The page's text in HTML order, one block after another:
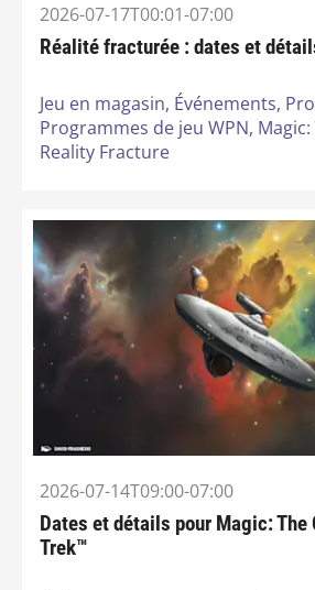
2026-07-17T00:01-07:00
Réalité fracturée : dates et
Jeu en magasin, Événements,
Programmes de jeu WPN,
Reality Fracture
2026-07-14T09:00-07:00
Dates et détails pour Magic: The
Trek™